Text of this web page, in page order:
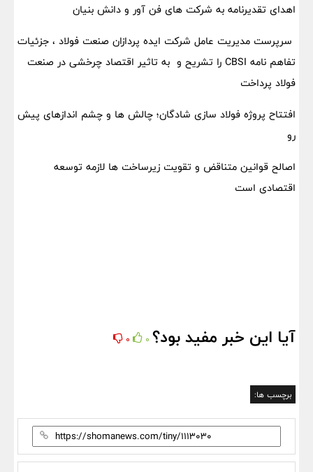
اهدای تقدیرنامه به شرکت های فن آور و دانش بنیان
سرپرست مدیریت عامل شرکت ایده پردازان صنعت فولاد ، جزئیات
تفاهم نامه CBSI را تشریح و به تاثیر اقتصاد چرخشی در صنعت
فولاد پرداخت
افتتاح پروژه فولاد سازی شادگان؛ چالش ها و چشم اندازهای پیش
رو
اصالح قوانین متناقض و تقویت زیرساخت ها لازمه توسعه
اقتصادی است
آیا این خبر مفید بود؟ 0
0
برچسب ها: